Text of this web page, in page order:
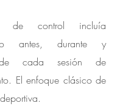
de control incluía
antes, durante y
de cada sesión de
El enfoque clásico de